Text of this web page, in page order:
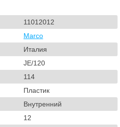
11012012
Marco
Италия
JE/120
114
Пластик
Внутренний
12